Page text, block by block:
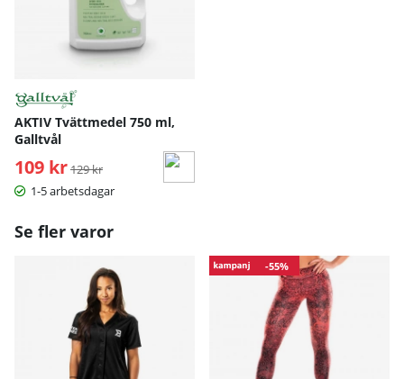
AKTIV Tvättmedel 750 ml,
Galltvål
109 kr Ordinarie pris:
129 kr
1-5 arbetsdagar
Se fler varor
-55%